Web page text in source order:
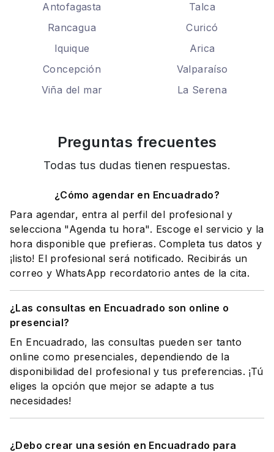
Antofagasta
Talca
Rancagua
Curicó
Iquique
Arica
Concepción
Valparaíso
Viña del mar
La Serena
Preguntas frecuentes
Todas tus dudas tienen respuestas.
¿Cómo agendar en Encuadrado?
Para agendar, entra al perfil del profesional y
selecciona "Agenda tu hora". Escoge el servicio y la
hora disponible que prefieras. Completa tus datos y
¡listo! El profesional será notificado. Recibirás un
correo y WhatsApp recordatorio antes de la cita.
¿Las consultas en Encuadrado son online o
presencial?
En Encuadrado, las consultas pueden ser tanto
online como presenciales, dependiendo de la
disponibilidad del profesional y tus preferencias. ¡Tú
eliges la opción que mejor se adapte a tus
necesidades!
¿Debo crear una sesión en Encuadrado para